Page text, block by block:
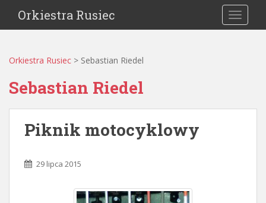
Orkiestra Rusiec
Orkiestra Rusiec > Sebastian Riedel
Sebastian Riedel
Piknik motocyklowy
29 lipca 2015